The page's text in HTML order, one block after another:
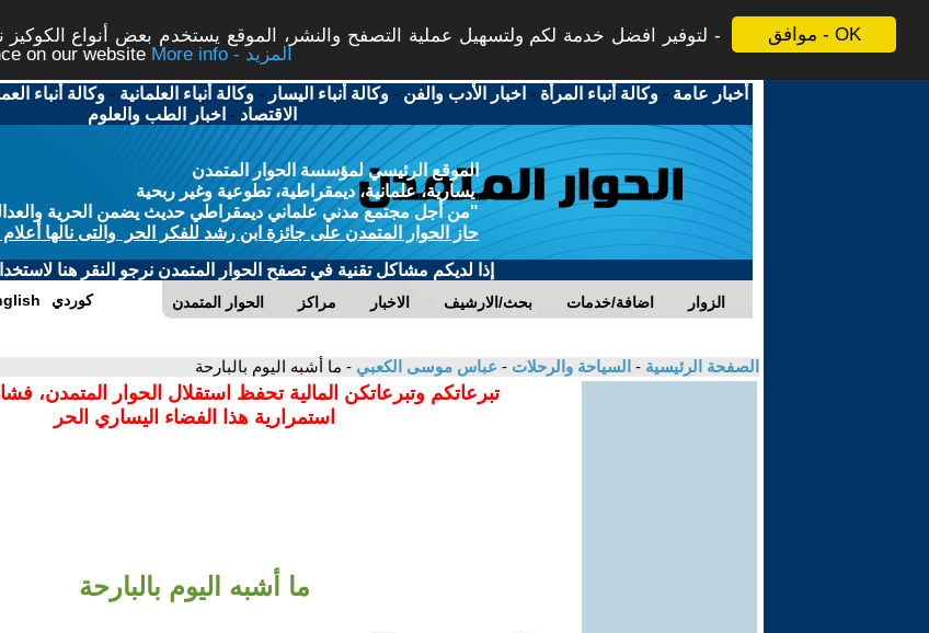
موافق - OK
لتوفير افضل خدمة لكم ولتسهيل عملية التصفح والنشر، الموقع يستخدم بعض أنواع
on our website
More info - المزيد
أخبار عامة -وكالة أنباء المرأة - اخبار الأدب والفن -وكالة أنباء اليسار -وكالة أنباء العلمانية -وكالة أنباء
الاقتصاد - اخبار الطب والعلوم
الموقع الرئيسي لمؤسسة الحوار المتمدن
يسارية، علمانية، ديمقراطية، تطوعية وغير ربحية
"من أجل مجتمع مدني علماني ديمقراطي حديث يضمن الحرية
حاز الحوار المتمدن على جائزة ابن رشد للفكر الحر والتى نالها
إذا لديكم مشاكل تقنية في تصفح الحوار المتمدن نرجو النقر هنا
الحوار المتمدن مراكز الاخبار بحث/الارشيف اضافة/خدمات الزوار كوردي
الصفحة الرئيسية - السياحة والرحلات - عباس موسى الكعبي - ما أشبه اليوم بالبارحة
تبرعاتكم وتبرعاتكن المالية تحفظ استقلال الحوار المتمدن،
استمرارية هذا الفضاء اليساري الحر
ما أشبه اليوم بالبارحة